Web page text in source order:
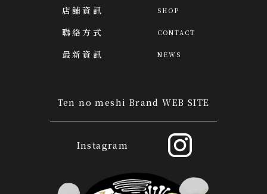
店舖資訊 SHOP
聯絡方式 CONTACT
最新資訊 NEWS
Ten no meshi Brand WEB SITE
Instagram